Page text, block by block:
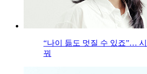
“나이 듦도 멋질 수 있죠”…
꿔